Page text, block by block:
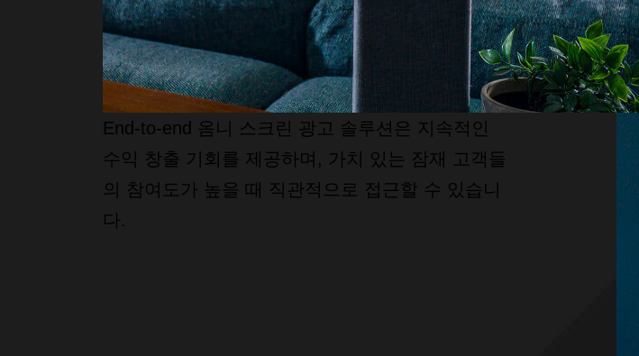
End-to-end 옴니 스크린 광고 솔루션은 지속적인
수익 창출 기회를 제공하며, 가치 있는 잠재 고객들
의 참여도가 높을 때 직관적으로 접근할 수 있습니
다.